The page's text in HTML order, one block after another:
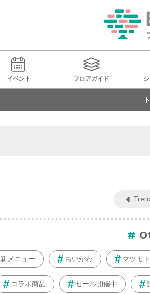
イベント フロアガイド
新メニュー ちいかわ マツモ
コラボ商品 セール開催中